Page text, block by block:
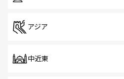
アジア
中近東